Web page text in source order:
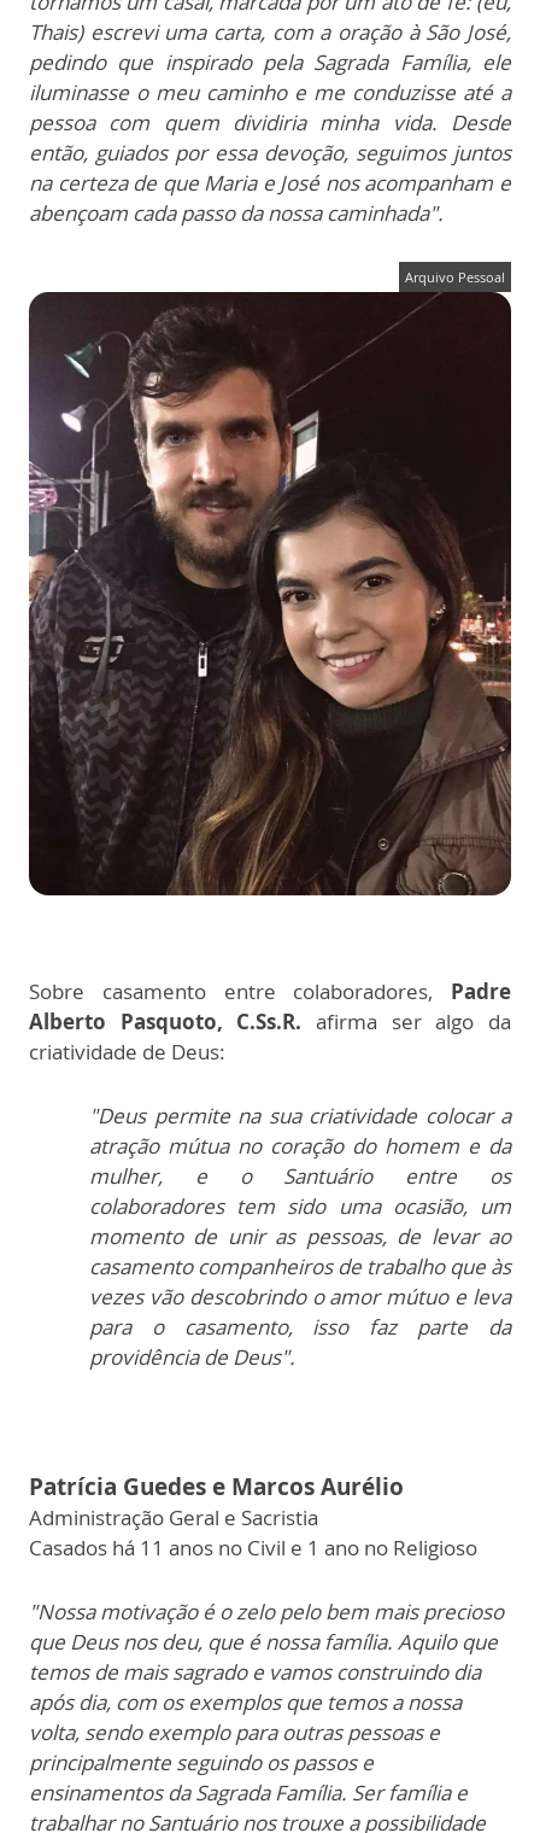
Thais) escrevi uma carta, com a oração à São José,
pedindo que inspirado pela Sagrada Família, ele
iluminasse o meu caminho e me conduzisse até a
pessoa com quem dividiria minha vida. Desde
então, guiados por essa devoção, seguimos juntos
na certeza de que Maria e José nos acompanham e
abençoam cada passo da nossa caminhada".
Arquivo Pessoal
Sobre casamento entre colaboradores, Padre
Alberto Pasquoto, C.Ss.R. afirma ser algo da
criatividade de Deus:
"Deus permite na sua criatividade colocar a
atração mútua no coração do homem e da
mulher, e o Santuário entre os
colaboradores tem sido uma ocasião, um
momento de unir as pessoas, de levar ao
casamento companheiros de trabalho que às
vezes vão descobrindo o amor mútuo e leva
para o casamento, isso faz parte da
providência de Deus".
Patrícia Guedes e Marcos Aurélio
Administração Geral e Sacristia
Casados há 11 anos no Civil e 1 ano no Religioso
"Nossa motivação é o zelo pelo bem mais precioso
que Deus nos deu, que é nossa família. Aquilo que
temos de mais sagrado e vamos construindo dia
após dia, com os exemplos que temos a nossa
volta, sendo exemplo para outras pessoas e
principalmente seguindo os passos e
ensinamentos da Sagrada Família. Ser família e
trabalhar no Santuário nos trouxe a possibilidade